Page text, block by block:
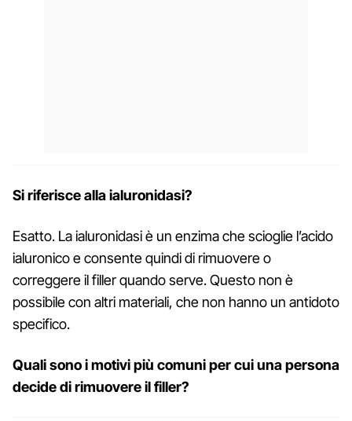
Si riferisce alla ialuronidasi?
Esatto. La ialuronidasi è un enzima che scioglie l’acido
ialuronico e consente quindi di rimuovere o
correggere il filler quando serve. Questo non è
possibile con altri materiali, che non hanno un antidoto
specifico.
Quali sono i motivi più comuni per cui una persona
decide di rimuovere il filler?